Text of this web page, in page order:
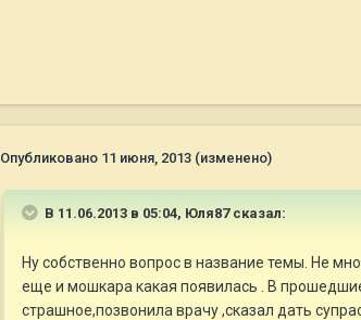
Опубликовано 11 июня, 2013 (изменено)
В 11.06.2013 в 05:04, Юля87 сказал:
Ну собственно вопрос в название темы. Не
еще и мошкара какая появилась . В
страшное,позвонила врачу ,сказал дать